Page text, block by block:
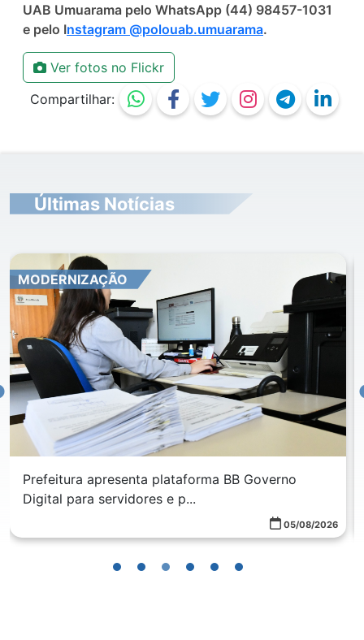
UAB Umuarama pelo WhatsApp (44) 98457-1031
e pelo Instagram @polouab.umuarama.
Ver fotos no Flickr
Compartilhar:
Últimas Notícias
MODERNIZAÇÃO
Prefeitura apresenta plataforma BB Governo
Digital para servidores e p...
05/08/2026